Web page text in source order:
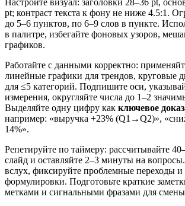
pt; контраст текста к фону не ниже 4.5:1.
до 5–6 пунктов, по 6–9 слов в пункте.
в палитре, избегайте фоновых узоров,
графиков.
Работайте с данными корректно:
линейные графики для трендов, круговые
для ≤5 категорий. Подпишите оси,
измерения, округляйте числа до 1–2
Выделяйте одну цифру как ключевое
например: «выручка +23% (Q1→Q2)»,
14%».
Репетируйте по таймеру: рассчитывайте
слайд и оставляйте 2–3 минуты на
вслух, фиксируйте проблемные переходы и
формулировки. Подготовьте краткие
метками и сигнальными фразами для смены